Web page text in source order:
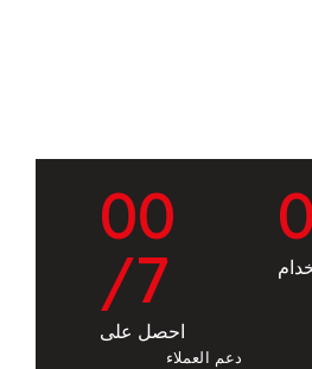
0
00
/7
احصل على
دعم العملاء